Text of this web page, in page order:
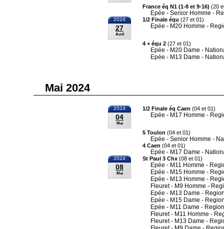
France éq N1 (1-8 et 9-16) (20
Epée - Senior Homme -
2024
27
Avril
1/2 Finale équ (27 et 01)
Epée - M20 Homme -
4 + équ 2 (27 et 01)
Epée - M20 Dame -
Epée - M13 Dame -
Mai 2024
2024
04
Mai
1/2 Finale éq Caen (04 et 01)
Epée - M17 Homme -
5 Toulon (04 et 01)
Epée - Senior Homme -
4 Caen (04 et 01)
Epée - M17 Dame -
2024
08
Mai
St Paul 3 Chx (08 et 01)
Epée - M11 Homme -
Epée - M15 Homme -
Epée - M13 Homme -
Fleuret - M9 Homme -
Epée - M13 Dame -
Epée - M15 Dame -
Epée - M11 Dame -
Fleuret - M11 Homme -
Fleuret - M13 Dame -